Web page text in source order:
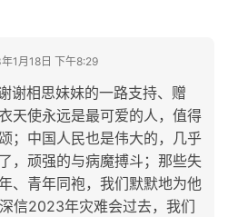
1月18日 下午8:29
谢相思妹妹的一路支持、赠
天使永远是最可爱的人，值得
；中国人民也是伟大的，几乎
，顽强的与病魔搏斗；那些失
、青年同袍，我们默默地为他
信2023年灾难会过去，我们